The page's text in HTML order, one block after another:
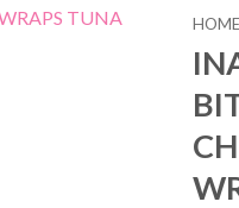
HOME